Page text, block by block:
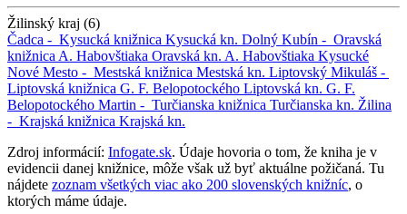
Žilinský kraj (6)
Čadca - Kysucká knižnica Kysucká kn. Dolný Kubín - Oravská
knižnica A. Habovštiaka Oravská kn. A. Habovštiaka Kysucké
Nové Mesto - Mestská knižnica Mestská kn. Liptovský Mikuláš -
Liptovská knižnica G. F. Belopotockého Liptovská kn. G. F.
Belopotockého Martin - Turčianska knižnica Turčianska kn. Žilina
- Krajská knižnica Krajská kn.
Zdroj informácií: Infogate.sk. Údaje hovoria o tom, že kniha je v
evidencii danej knižnice, môže však už byť aktuálne požičaná. Tu
nájdete zoznam všetkých viac ako 200 slovenských knižníc, o
ktorých máme údaje.